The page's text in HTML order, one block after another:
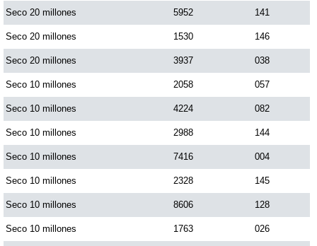
Seco 20 millones 5952 141
Seco 20 millones 1530 146
Seco 20 millones 3937 038
Seco 10 millones 2058 057
Seco 10 millones 4224 082
Seco 10 millones 2988 144
Seco 10 millones 7416 004
Seco 10 millones 2328 145
Seco 10 millones 8606 128
Seco 10 millones 1763 026